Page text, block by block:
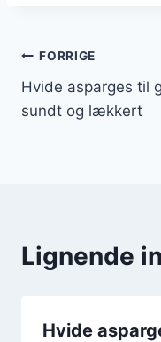
FORRIGE
Hvide asparges til
sundt og lækkert
Lignende
Hvide